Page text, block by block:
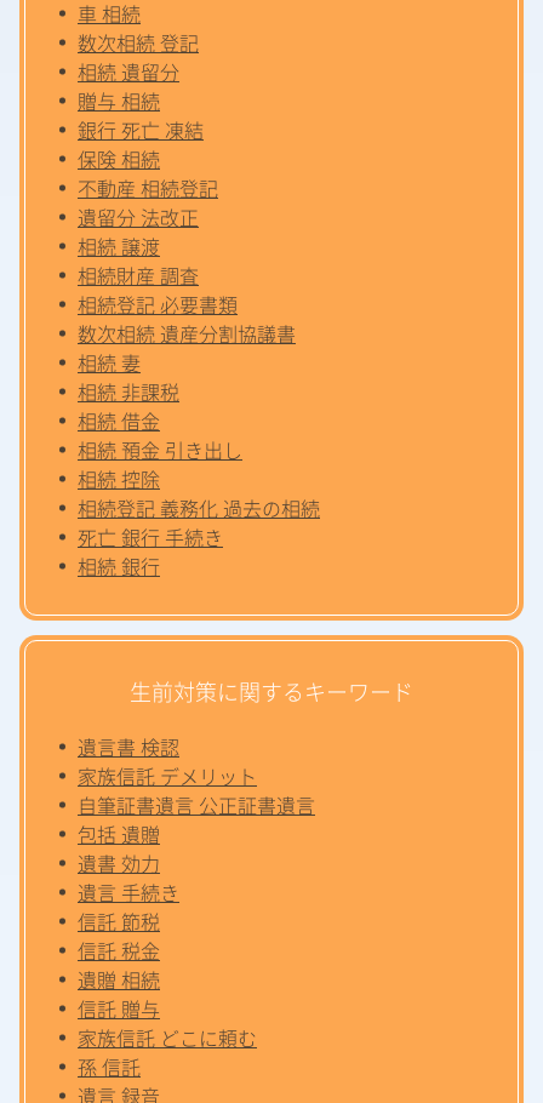
車 相続
数次相続 登記
相続 遺留分
贈与 相続
銀行 死亡 凍結
保険 相続
不動産 相続登記
遺留分 法改正
相続 譲渡
相続財産 調査
相続登記 必要書類
数次相続 遺産分割協議書
相続 妻
相続 非課税
相続 借金
相続 預金 引き出し
相続 控除
相続登記 義務化 過去の相続
死亡 銀行 手続き
相続 銀行
生前対策に関するキーワード
遺言書 検認
家族信託 デメリット
自筆証書遺言 公正証書遺言
包括 遺贈
遺書 効力
遺言 手続き
信託 節税
信託 税金
遺贈 相続
信託 贈与
家族信託 どこに頼む
孫 信託
遺言 録音